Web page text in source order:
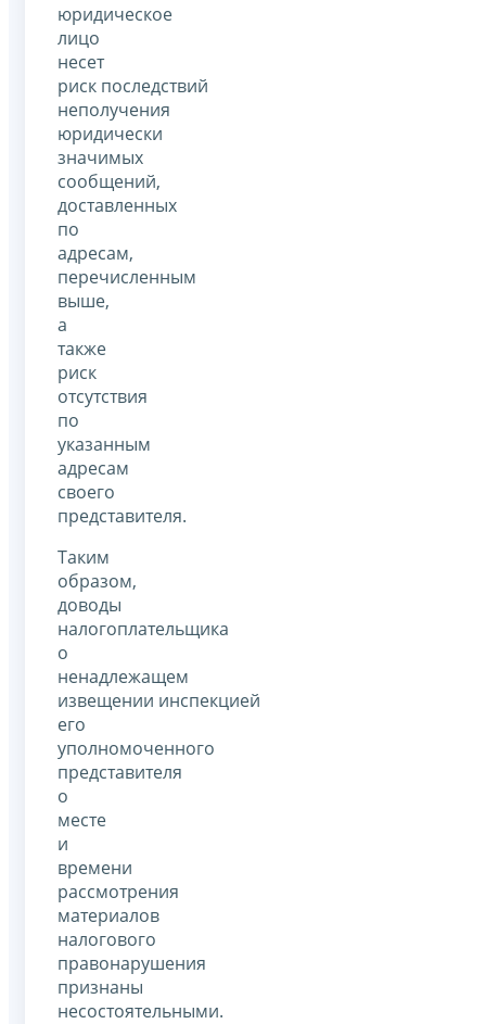
юридическое
лицо
несет
риск последствий
неполучения
юридически
значимых
сообщений,
доставленных
по
адресам,
перечисленным
выше,
а
также
риск
отсутствия
по
указанным
адресам
своего
представителя.
Таким
образом,
доводы
налогоплательщика
о
ненадлежащем
извещении инспекцией
его
уполномоченного
представителя
о
месте
и
времени
рассмотрения
материалов
налогового
правонарушения
признаны
несостоятельными.